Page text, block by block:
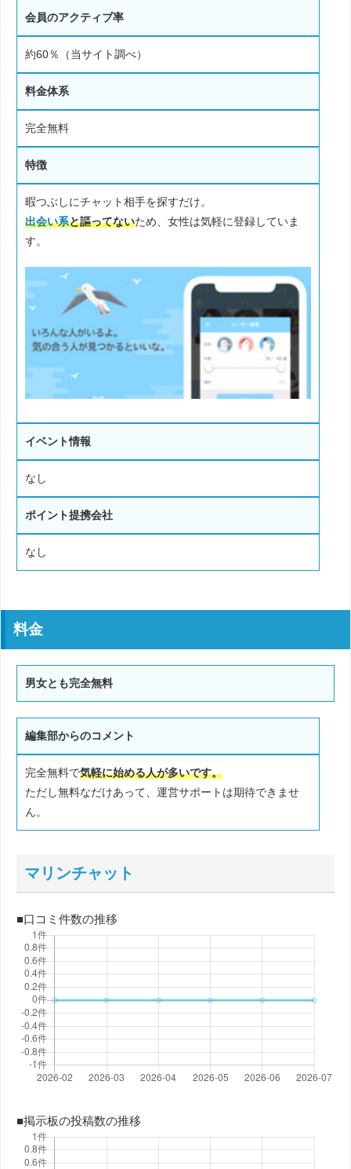
会員のアクティブ率
約60％（当サイト調べ）
料金体系
完全無料
特徴
暇つぶしにチャット相手を探すだけ。
出会い系と謳ってないため、女性は気軽に登録していま
す。
イベント情報
なし
ポイント提携会社
なし
料金
男女とも完全無料
編集部からのコメント
完全無料で気軽に始める人が多いです。
ただし無料なだけあって、運営サポートは期待できませ
ん。
マリンチャット
■口コミ件数の推移
■掲示板の投稿数の推移